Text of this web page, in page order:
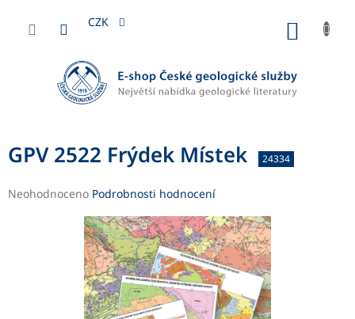
obsah
CZK
GPV 2522 Frýdek Místek 24334
Průměrné
Neohodnoceno Podrobnosti hodnocení